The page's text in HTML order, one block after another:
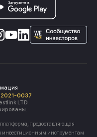
2021-0037
LTD.
предоставляющая
инвестиционным инструментам